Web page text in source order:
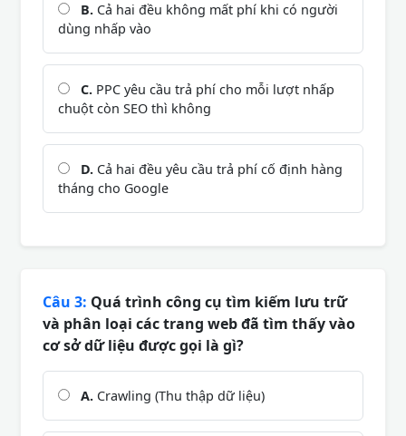
B. Cả hai đều không mất phí khi có người
dùng nhấp vào
C. PPC yêu cầu trả phí cho mỗi lượt nhấp
chuột còn SEO thì không
D. Cả hai đều yêu cầu trả phí cố định hàng
tháng cho Google
Câu 3: Quá trình công cụ tìm kiếm lưu trữ
và phân loại các trang web đã tìm thấy vào
cơ sở dữ liệu được gọi là gì?
A. Crawling (Thu thập dữ liệu)